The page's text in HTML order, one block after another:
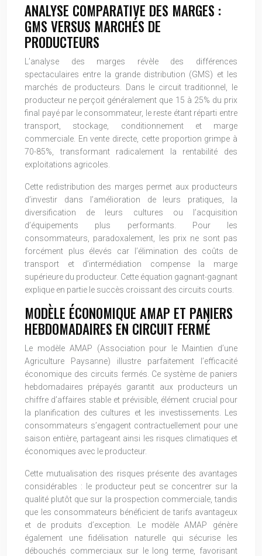
ANALYSE COMPARATIVE DES MARGES :
GMS VERSUS MARCHÉS DE
PRODUCTEURS
L’analyse des marges révèle des différences
spectaculaires entre la grande distribution (GMS) et les
marchés de producteurs. Dans le circuit traditionnel, le
producteur ne perçoit généralement que 15 à 25% du prix
final payé par le consommateur, le reste étant réparti entre
transport, stockage, conditionnement et marge
commerciale. En vente directe, cette proportion grimpe à
70-85%, transformant radicalement la rentabilité des
exploitations agricoles.
Cette redistribution des marges permet aux producteurs
d’investir dans l’amélioration de leurs pratiques, la
diversification de leurs cultures ou l’acquisition
d’équipements plus performants. Pour les
consommateurs, paradoxalement, les prix ne sont pas
forcément plus élevés car l’élimination des coûts de
transport et d’intermédiation compense la marge
supérieure du producteur. Cette équation gagnant-gagnant
explique en partie le succès croissant des circuits courts.
MODÈLE ÉCONOMIQUE AMAP ET PANIERS
HEBDOMADAIRES EN CIRCUIT FERMÉ
Le modèle AMAP (Association pour le Maintien d’une
Agriculture Paysanne) illustre parfaitement l’efficacité
économique des circuits fermés. Ce système de paniers
hebdomadaires prépayés garantit aux producteurs un
chiffre d’affaires stable et prévisible, élément crucial pour
la planification des cultures et les investissements. Les
consommateurs s’engagent contractuellement pour une
saison entière, partageant ainsi les risques climatiques et
économiques avec le producteur.
Cette mutualisation des risques présente des avantages
considérables : le producteur peut se concentrer sur la
qualité plutôt que sur la prospection commerciale, tandis
que les consommateurs bénéficient de tarifs avantageux
et de produits d’exception. Le modèle AMAP génère
également une fidélisation naturelle qui sécurise les
débouchés commerciaux sur le long terme, favorisant